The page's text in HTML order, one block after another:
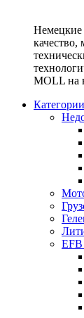
Немецкие
MOLL на
Категории
EFB